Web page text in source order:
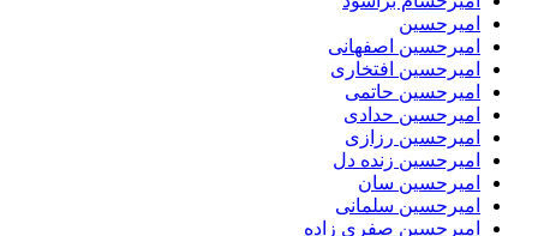
امیرحسین
امیرحسین اصفهانی
امیرحسین افتخاری
امیرحسین حاتمی
امیرحسین حدادی
امیرحسین رزازی
امیرحسین زنده دل
امیرحسین سان
امیرحسین سلمانی
امیرحسین صفری زاده